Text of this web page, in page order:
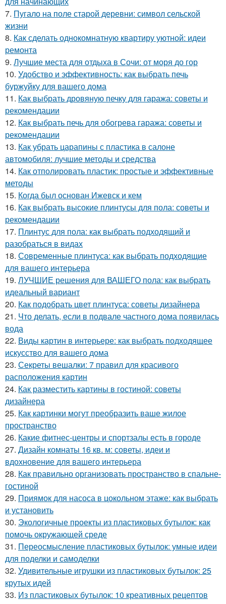
7. Пугало на поле старой деревни: символ сельской
жизни
8. Как сделать однокомнатную квартиру уютной: идеи
ремонта
9. Лучшие места для отдыха в Сочи: от моря до гор
10. Удобство и эффективность: как выбрать печь
буржуйку для вашего дома
11. Как выбрать дровяную печку для гаража: советы и
рекомендации
12. Как выбрать печь для обогрева гаража: советы и
рекомендации
13. Как убрать царапины с пластика в салоне
автомобиля: лучшие методы и средства
14. Как отполировать пластик: простые и эффективные
методы
15. Когда был основан Ижевск и кем
16. Как выбрать высокие плинтусы для пола: советы и
рекомендации
17. Плинтус для пола: как выбрать подходящий и
разобраться в видах
18. Современные плинтуса: как выбрать подходящие
для вашего интерьера
19. ЛУЧШИЕ решения для ВАШЕГО пола: как выбрать
идеальный вариант
20. Как подобрать цвет плинтуса: советы дизайнера
21. Что делать, если в подвале частного дома появилась
вода
22. Виды картин в интерьере: как выбрать подходящее
искусство для вашего дома
23. Секреты вешалки: 7 правил для красивого
расположения картин
24. Как разместить картины в гостиной: советы
дизайнера
25. Как картинки могут преобразить ваше жилое
пространство
26. Какие фитнес-центры и спортзалы есть в городе
27. Дизайн комнаты 16 кв. м: советы, идеи и
вдохновение для вашего интерьера
28. Как правильно организовать пространство в спальне-
гостиной
29. Приямок для насоса в цокольном этаже: как выбрать
и установить
30. Экологичные проекты из пластиковых бутылок: как
помочь окружающей среде
31. Переосмысление пластиковых бутылок: умные идеи
для поделки и самоделки
32. Удивительные игрушки из пластиковых бутылок: 25
крутых идей
33. Из пластиковых бутылок: 10 креативных рецептов